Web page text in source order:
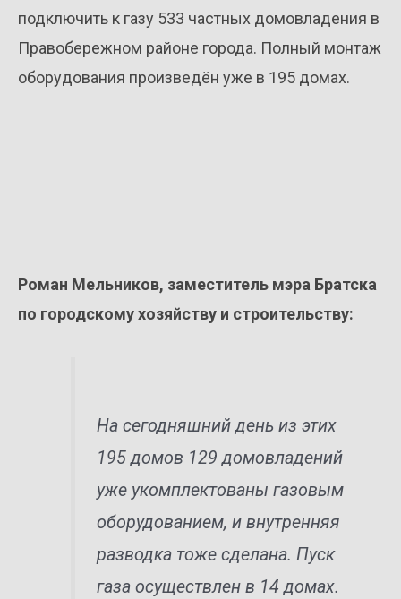
подключить к газу 533 частных домовладения в
Правобережном районе города. Полный монтаж
оборудования произведён уже в 195 домах.
Роман Мельников, заместитель мэра Братска
по городскому хозяйству и строительству:
На сегодняшний день из этих
195 домов 129 домовладений
уже укомплектованы газовым
оборудованием, и внутренняя
разводка тоже сделана. Пуск
газа осуществлен в 14 домах.